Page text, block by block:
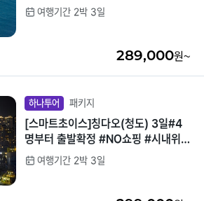
여행기간 2박 3일
289,000원~
하나투어 패키지
[스마트초이스]칭다오(청도) 3일#4
명부터 출발확정 #NO쇼핑 #시내위
치호텔 #리무진버스 #극지의빛 해상
대관람차 #스타벅스커피_제공 #전일
여행기간 2박 3일